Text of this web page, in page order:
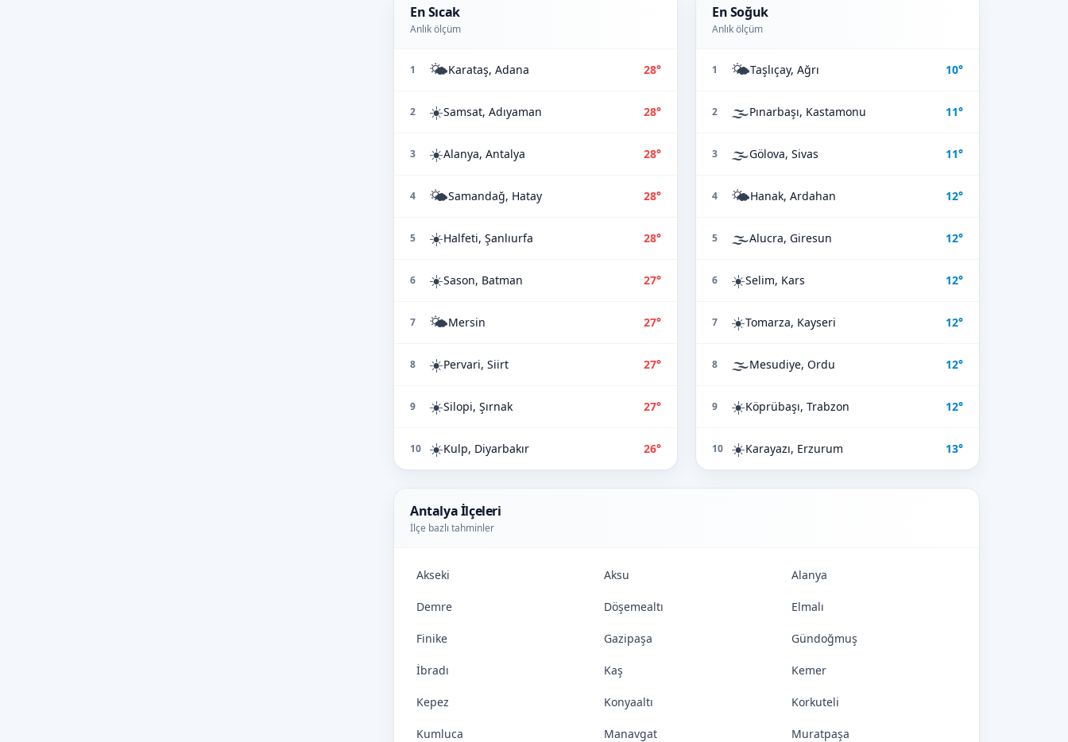
En Sıcak
Anlık ölçüm
1 🌤️Karataş, Adana 28°
2 ☀️Samsat, Adıyaman 28°
3 ☀️Alanya, Antalya 28°
4 🌤️Samandağ, Hatay 28°
5 ☀️Halfeti, Şanlıurfa 28°
6 ☀️Sason, Batman 27°
7 🌤️Mersin 27°
8 ☀️Pervari, Siirt 27°
9 ☀️Silopi, Şırnak 27°
10 ☀️Kulp, Diyarbakır 26°
En Soğuk
Anlık ölçüm
1 🌤️Taşlıçay, Ağrı 10°
2 🌫️Pınarbaşı, Kastamonu 11°
3 🌫️Gölova, Sivas 11°
4 🌤️Hanak, Ardahan 12°
5 🌫️Alucra, Giresun 12°
6 ☀️Selim, Kars 12°
7 ☀️Tomarza, Kayseri 12°
8 🌫️Mesudiye, Ordu 12°
9 ☀️Köprübaşı, Trabzon 12°
10 ☀️Karayazı, Erzurum 13°
Antalya İlçeleri
İlçe bazlı tahminler
Akseki Aksu Alanya
Demre Döşemealtı Elmalı
Finike Gazipaşa Gündoğmuş
İbradı Kaş Kemer
Kepez Konyaaltı Korkuteli
Kumluca Manavgat Muratpaşa